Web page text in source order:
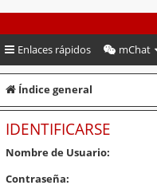
PeruVoley.com
Enlaces rápidos mChat
Índice general
IDENTIFICARSE
Nombre de Usuario:
Contraseña: